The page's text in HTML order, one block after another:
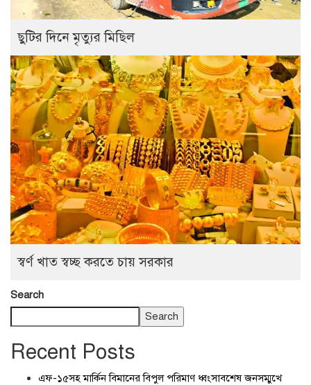
ছুটির দিনে মৃত্যুর মিছিল
স্বর্ণ খাত স্বচ্ছ করতে চায় সরকার
Search
Search
Recent Posts
এফ-১৫সহ মার্কিন বিমানের বিপুল পরিমাণ ধ্বংসাবশেষ জনসম্মুখে